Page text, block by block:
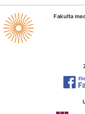
Fakulta